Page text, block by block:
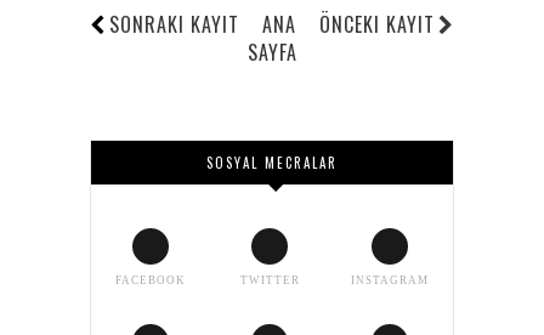
SONRAKI KAYIT ÖNCEKI KAYIT
ANA
SAYFA
SOSYAL MECRALAR
FACEBOOK TWITTER INSTAGRAM